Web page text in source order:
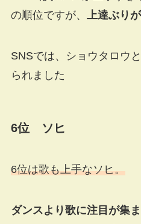
の順位ですが、
上達ぶり
SNSでは、ショウタロウ
られました
6位 ソヒ
6位は歌も上手なソヒ。
ダンスより歌に注目が集